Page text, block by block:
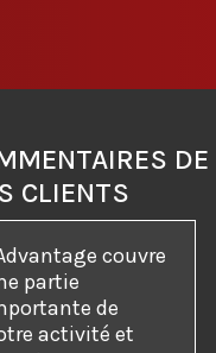
DE
CLIENTS
couvre
partie
de
activité et